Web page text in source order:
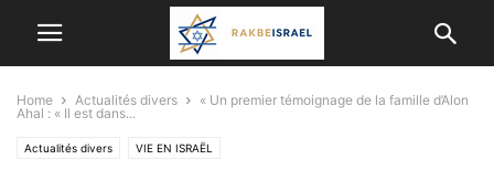
Home Actualités divers
« Un premier témoignage de la famille d’Alon
Ahal : « Il est dans...
Actualités divers VIE EN ISRAËL